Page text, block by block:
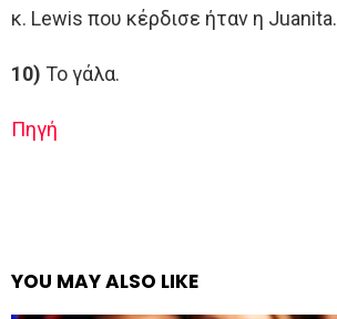
κ. Lewis που κέρδισε ήταν η Juanita.
10) Το γάλα.
Πηγή
YOU MAY ALSO LIKE